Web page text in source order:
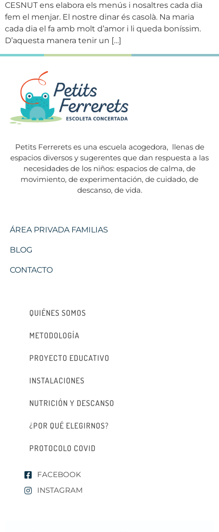
CESNUT ens elabora els menús i nosaltres cada dia
fem el menjar. El nostre dinar és casolà. Na maria
cada dia el fa amb molt d’amor i li queda boníssim.
D’aquesta manera tenir un […]
Petits Ferrerets es una escuela acogedora, llenas de
espacios diversos y sugerentes que dan respuesta a las
necesidades de los niños: espacios de calma, de
movimiento, de experimentación, de cuidado, de
descanso, de vida.
ÁREA PRIVADA FAMILIAS
BLOG
CONTACTO
QUIÉNES SOMOS
METODOLOGÍA
PROYECTO EDUCATIVO
INSTALACIONES
NUTRICIÓN Y DESCANSO
¿POR QUÉ ELEGIRNOS?
PROTOCOLO COVID
FACEBOOK
INSTAGRAM